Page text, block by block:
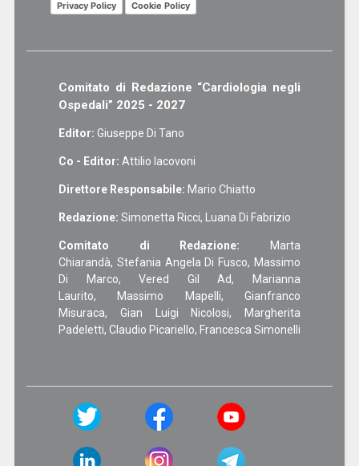
Privacy Policy Cookie Policy
Comitato di Redazione “Cardiologia negli
Ospedali” 2025 - 2027
Editor: Giuseppe Di Tano
Co - Editor: Attilio Iacovoni
Direttore Responsabile: Mario Chiatto
Redazione: Simonetta Ricci, Luana Di Fabrizio
Comitato di Redazione: Marta
Chiarandà, Stefania Angela Di Fusco, Massimo
Di Marco, Vered Gil Ad, Marianna
Laurito, Massimo Mapelli, Gianfranco
Misuraca, Gian Luigi Nicolosi, Margherita
Padeletti, Claudio Picariello, Francesca Simonelli